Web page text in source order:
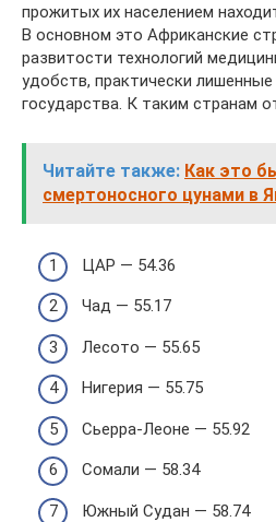
прожитых их населением
В основном это Африканские
развитости технологий
удобств, практически
государства. К таким странам
Читайте также: Как это
смертоносного цунами в
ЦАР — 54.36
Чад — 55.17
Лесото — 55.65
Нигерия — 55.75
Сьерра-Леоне — 55.92
Сомали — 58.34
Южный Судан — 58.74